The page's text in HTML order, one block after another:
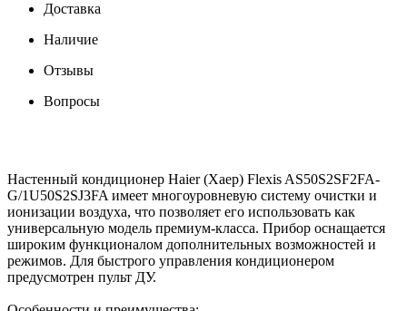
Доставка
Наличие
Отзывы
Вопросы
Настенный кондиционер Haier (Хаер) Flexis AS50S2SF2FA-
G/1U50S2SJ3FA имеет многоуровневую систему очистки и
ионизации воздуха, что позволяет его использовать как
универсальную модель премиум-класса. Прибор оснащается
широким функционалом дополнительных возможностей и
режимов. Для быстрого управления кондиционером
предусмотрен пульт ДУ.